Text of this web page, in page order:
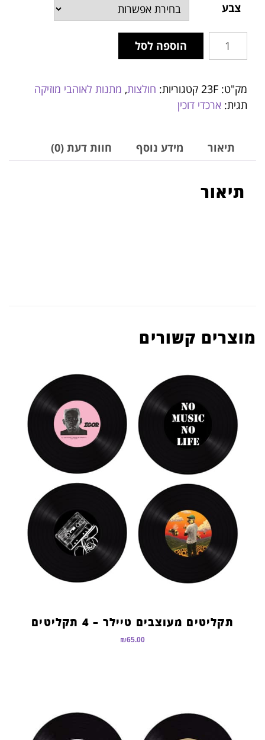
צבע
הוספה לסל
מק"ט: 23F קטגוריות: חולצות, מתנות לאוהבי מוזיקה
תגית: ארכדי דוכין
תיאור מידע נוסף חוות דעת (0)
תיאור
מוצרים קשורים
תקליטים מעוצבים טיילר – 4 תקליטים
₪65.00